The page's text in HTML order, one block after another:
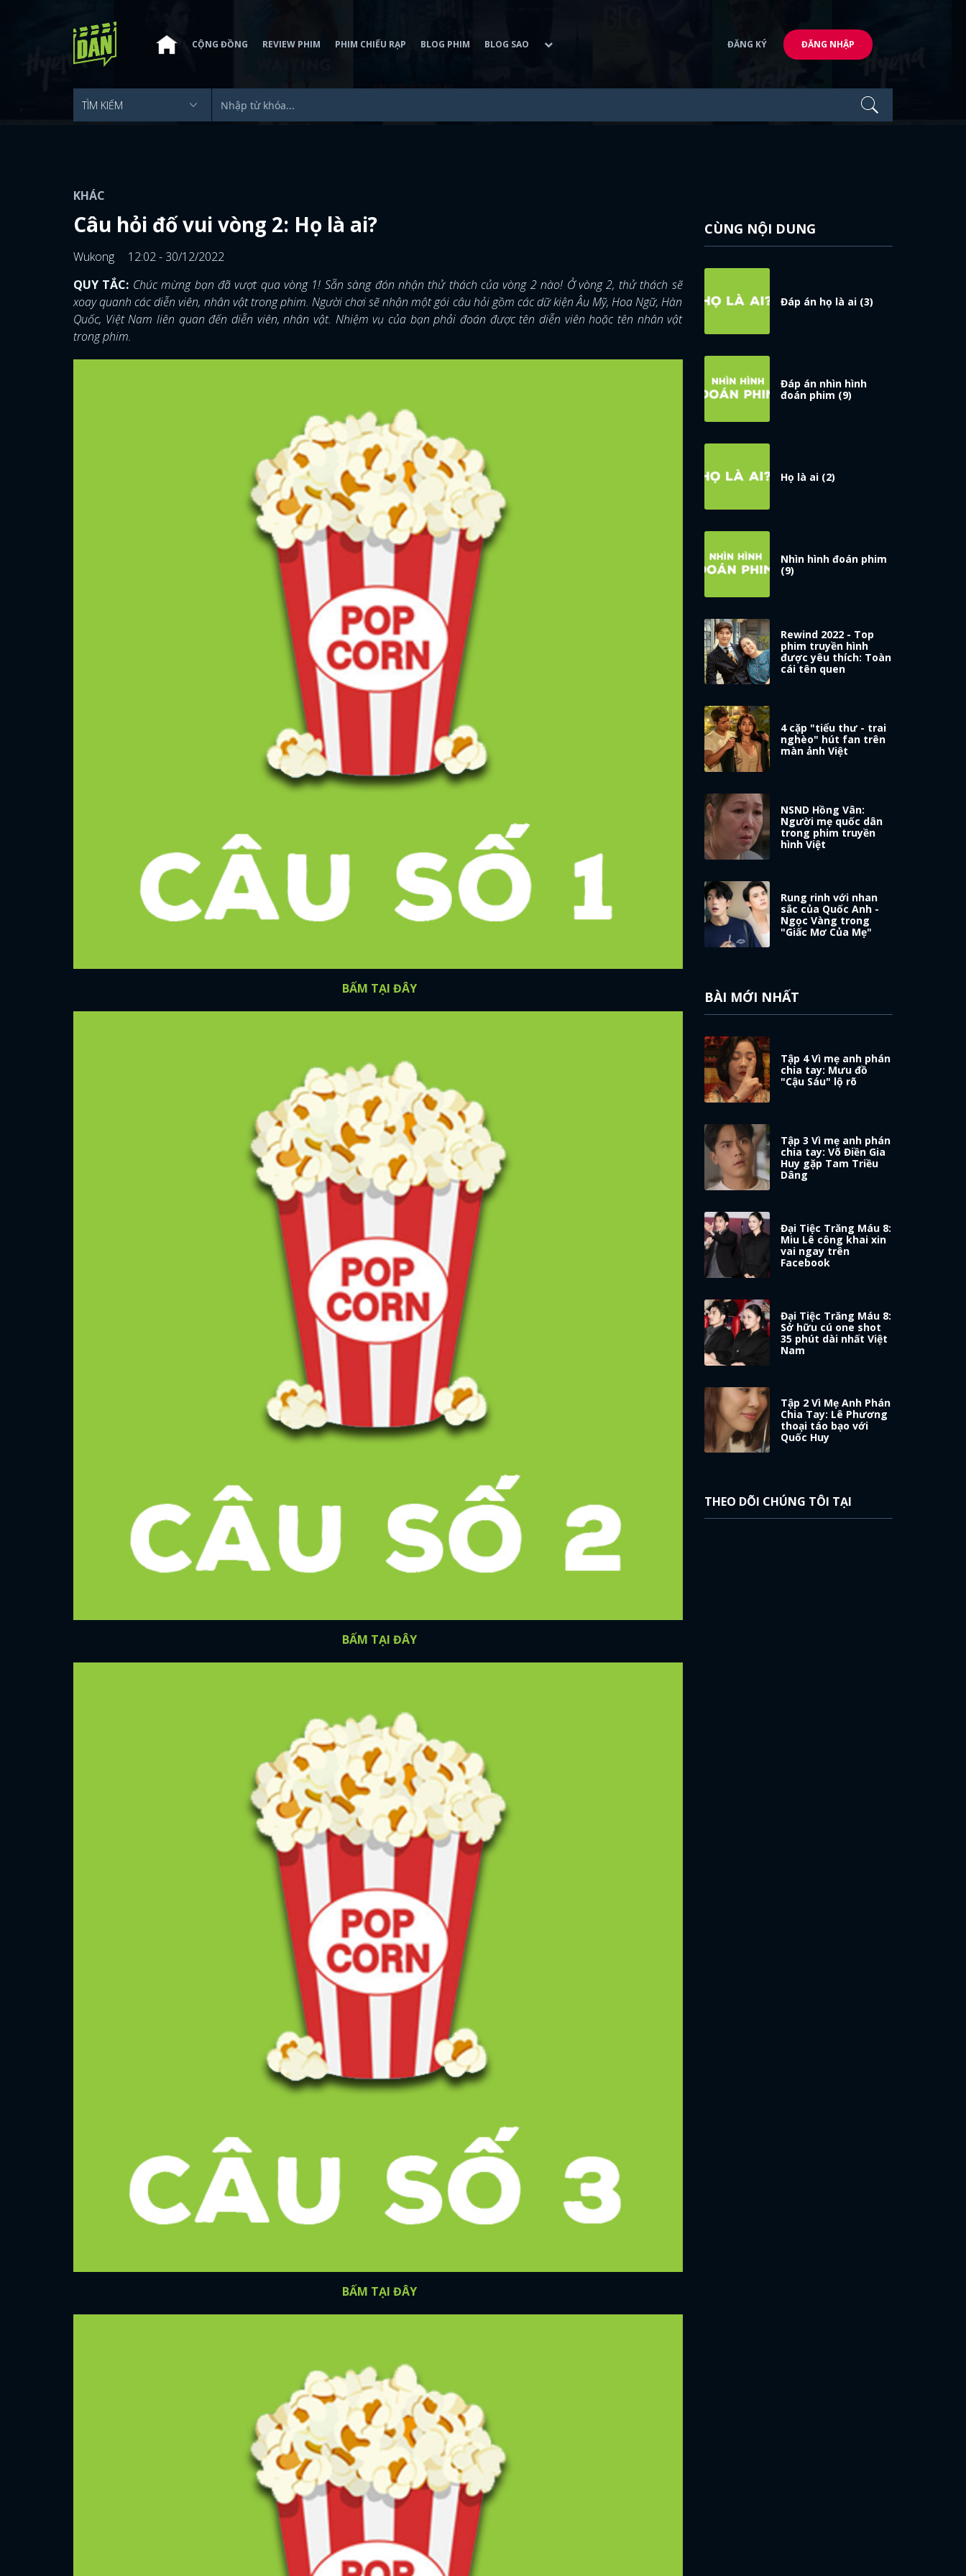
ĐĂNG NHẬP
FACEBOOK
CỘNG ĐỒNG REVIEW PHIM PHIM CHIẾU RẠP BLOG PHIM BLOG SAO ĐĂNG KÝ ĐĂNG NHẬP
KHÁC
Câu hỏi đố vui vòng 2: Họ là ai?
Wukong
12:02 - 30/12/2022
QUY TẮC: Chúc mừng bạn đã vượt qua vòng 1! Sẵn sàng đón nhận thử thách của vòng 2 nào! Ở vòng 2, thử thách sẽ
xoay quanh các diễn viên, nhân vật trong phim. Người chơi sẽ nhận một gói câu hỏi gồm các dữ kiện Âu Mỹ, Hoa Ngữ, Hàn
Quốc, Việt Nam liên quan đến diễn viên, nhân vật. Nhiệm vụ của bạn phải đoán được tên diễn viên hoặc tên nhân vật
trong phim.
BẤM TẠI ĐÂY
BẤM TẠI ĐÂY
BẤM TẠI ĐÂY
CÙNG NỘI DUNG
Đáp án họ là ai (3)
Đáp án nhìn hình
đoán phim (9)
Họ là ai (2)
Nhìn hình đoán phim
(9)
Rewind 2022 - Top
phim truyền hình
được yêu thích: Toàn
cái tên quen
4 cặp "tiểu thư - trai
nghèo" hút fan trên
màn ảnh Việt
NSND Hồng Vân:
Người mẹ quốc dân
trong phim truyền
hình Việt
Rung rinh với nhan
sắc của Quốc Anh -
Ngọc Vàng trong
"Giấc Mơ Của Mẹ"
BÀI MỚI NHẤT
Tập 4 Vì mẹ anh phán
chia tay: Mưu đồ
"Cậu Sáu" lộ rõ
Tập 3 Vì mẹ anh phán
chia tay: Võ Điền Gia
Huy gặp Tam Triều
Dâng
Đại Tiệc Trăng Máu 8:
Miu Lê công khai xin
vai ngay trên
Facebook
Đại Tiệc Trăng Máu 8:
Sở hữu cú one shot
35 phút dài nhất Việt
Nam
Tập 2 Vì Mẹ Anh Phán
Chia Tay: Lê Phương
thoại táo bạo với
Quốc Huy
THEO DÕI CHÚNG TÔI TẠI